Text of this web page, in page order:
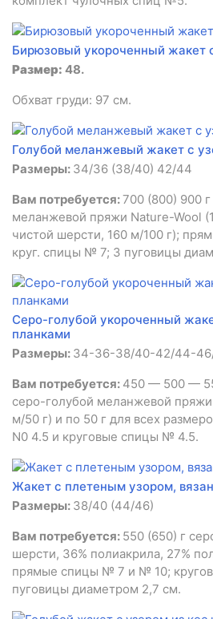
Бирюзовый укороченный жакет
Размер: 48.
Обхват груди: 97 см.
Голубой меланжевый жакет с
Размеры: 34/36 (38/40) 42/44
Вам потребуется:700 (800) 900
меланжевой пряжи Nature-Wool
чистой шерсти, 160 м/100 г);
круг. спицы № 7; 3 пуговицы
Серо-голубой укороченный
планками
Размеры: 34-36-38/40-42/44-
Вам потребуется: 450 — 500 —
серо-голубой меланжевой пряжи
м/50 г) и по 50 г для всех
N0 4.5 и круговые спицы № 4.5.
Жакет с плетеным узором,
Размеры: 38/40 (44/46)
Вам потребуется: 550 (650) г
шерсти, 36% полиакрила, 27%
прямые спицы № 7 и № 10;
пуговицы диаметром 2,7 см.